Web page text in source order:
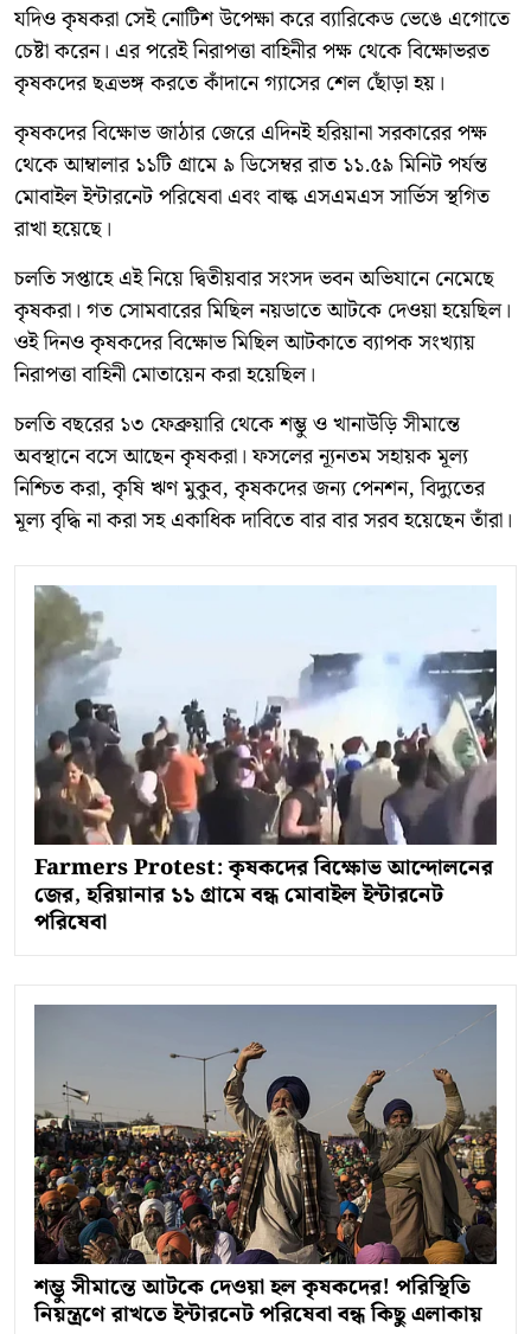
যদিও কৃষকরা সেই নোটিশ উপেক্ষা করে ব্যারিকেড ভেঙে এগোতে
চেষ্টা করেন। এর পরেই নিরাপত্তা বাহিনীর পক্ষ থেকে বিক্ষোভরত
কৃষকদের ছত্রভঙ্গ করতে কাঁদানে গ্যাসের শেল ছোঁড়া হয়।
কৃষকদের বিক্ষোভ জাঠার জেরে এদিনই হরিয়ানা সরকারের পক্ষ
থেকে আম্বালার ১১টি গ্রামে ৯ ডিসেম্বর রাত ১১.৫৯ মিনিট পর্যন্ত
মোবাইল ইন্টারনেট পরিষেবা এবং বাল্ক এসএমএস সার্ভিস স্থগিত
রাখা হয়েছে।
চলতি সপ্তাহে এই নিয়ে দ্বিতীয়বার সংসদ ভবন অভিযানে নেমেছে
কৃষকরা। গত সোমবারের মিছিল নয়ডাতে আটকে দেওয়া হয়েছিল।
ওই দিনও কৃষকদের বিক্ষোভ মিছিল আটকাতে ব্যাপক সংখ্যায়
নিরাপত্তা বাহিনী মোতায়েন করা হয়েছিল।
চলতি বছরের ১৩ ফেব্রুয়ারি থেকে শম্ভু ও খানাউড়ি সীমান্তে
অবস্থানে বসে আছেন কৃষকরা। ফসলের ন্যূনতম সহায়ক মূল্য
নিশ্চিত করা, কৃষি ঋণ মুকুব, কৃষকদের জন্য পেনশন, বিদ্যুতের
মূল্য বৃদ্ধি না করা সহ একাধিক দাবিতে বার বার সরব হয়েছেন তাঁরা।
Farmers Protest: কৃষকদের বিক্ষোভ আন্দোলনের
জের, হরিয়ানার ১১ গ্রামে বন্ধ মোবাইল ইন্টারনেট
পরিষেবা
শম্ভু সীমান্তে আটকে দেওয়া হল কৃষকদের! পরিস্থিতি
নিয়ন্ত্রণে রাখতে ইন্টারনেট পরিষেবা বন্ধ কিছু এলাকায়